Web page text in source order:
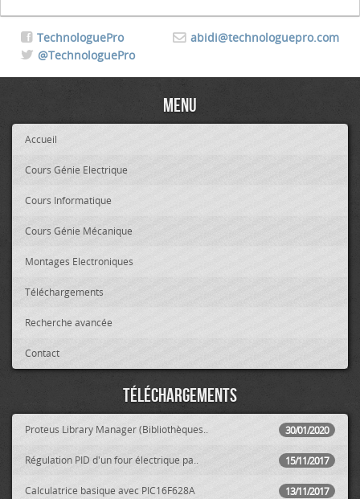
abidi@technologuepro.com
TechnologuePro
@TechnologuePro
Menu
Accueil
Cours Génie Electrique
Cours Informatique
Cours Génie Mécanique
Montages Electroniques
Téléchargements
Recherche avancée
Contact
Téléchargements
30/01/2020
Proteus Library Manager (Bibliothèques..
15/11/2017
Régulation PID d'un four électrique pa..
13/11/2017
Calculatrice basique avec PIC16F628A